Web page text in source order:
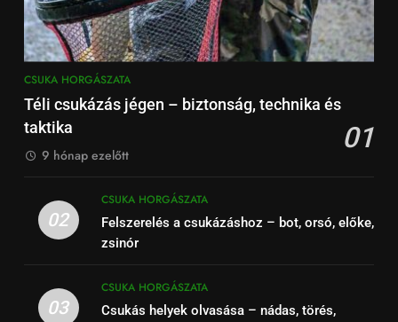
CSUKA HORGÁSZATA
Téli csukázás jégen – biztonság, technika és
taktika
01
9 hónap ezelőtt
02
CSUKA HORGÁSZATA
Felszerelés a csukázáshoz – bot, orsó, előke,
zsinór
03
CSUKA HORGÁSZATA
Csukás helyek olvasása – nádas, törés,